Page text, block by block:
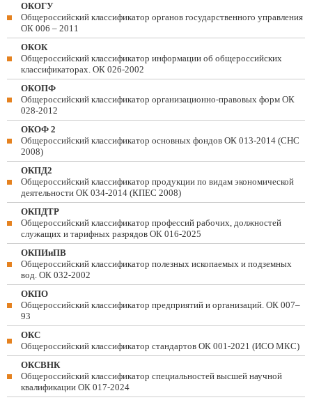
ОКОГУ
Общероссийский классификатор органов государственного управления
ОК 006 – 2011
ОКОК
Общероссийский классификатор информации об общероссийских
классификаторах. ОК 026-2002
ОКОПФ
Общероссийский классификатор организационно-правовых форм ОК
028-2012
ОКОФ 2
Общероссийский классификатор основных фондов ОК 013-2014 (СНС
2008)
ОКПД2
Общероссийский классификатор продукции по видам экономической
деятельности ОК 034-2014 (КПЕС 2008)
ОКПДТР
Общероссийский классификатор профессий рабочих, должностей
служащих и тарифных разрядов ОК 016-2025
ОКПИиПВ
Общероссийский классификатор полезных ископаемых и подземных
вод. ОК 032-2002
ОКПО
Общероссийский классификатор предприятий и организаций. ОК 007–
93
ОКС
Общероссийский классификатор стандартов ОК 001-2021 (ИСО МКС)
ОКСВНК
Общероссийский классификатор специальностей высшей научной
квалификации ОК 017-2024